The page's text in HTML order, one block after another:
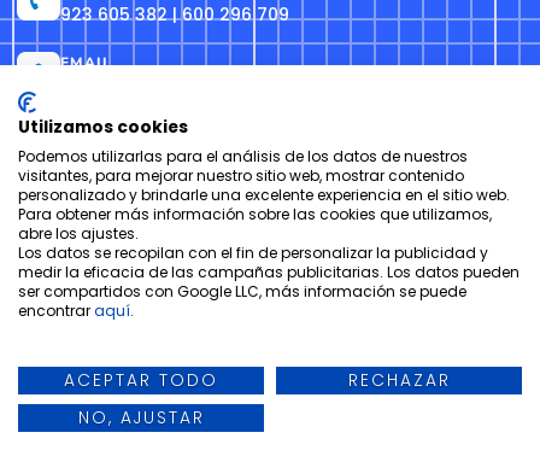
923 605 382 | 600 296 709
EMAIL
Copyright © Centro de Formación Profesional H₂O 1998 –2026
Aviso Legal Política de Privacidad Política de Cookies
Sitio web realizado por M.Velasco
Utilizamos cookies
Podemos utilizarlas para el análisis de los datos de nuestros
visitantes, para mejorar nuestro sitio web, mostrar contenido
personalizado y brindarle una excelente experiencia en el sitio web.
Para obtener más información sobre las cookies que utilizamos,
abre los ajustes.
Los datos se recopilan con el fin de personalizar la publicidad y
medir la eficacia de las campañas publicitarias. Los datos pueden
ser compartidos con Google LLC, más información se puede
encontraraquí.
ACEPTAR TODO
RECHAZAR
NO, AJUSTAR